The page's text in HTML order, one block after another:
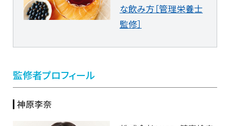
な飲み方［管理栄養士
監修］
監修者プロフィール
神原李奈